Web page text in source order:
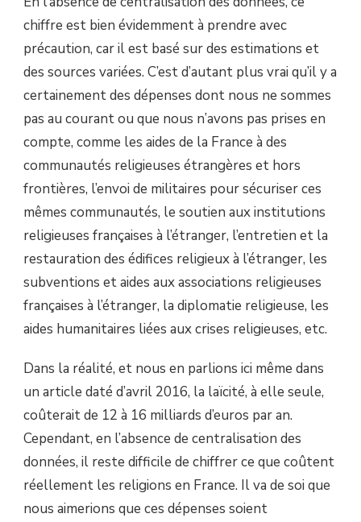
chiffre est bien évidemment à prendre avec
précaution, car il est basé sur des estimations et
des sources variées. C’est d’autant plus vrai qu’il y a
certainement des dépenses dont nous ne sommes
pas au courant ou que nous n’avons pas prises en
compte, comme les aides de la France à des
communautés religieuses étrangères et hors
frontières, l’envoi de militaires pour sécuriser ces
mêmes communautés, le soutien aux institutions
religieuses françaises à l’étranger, l’entretien et la
restauration des édifices religieux à l’étranger, les
subventions et aides aux associations religieuses
françaises à l’étranger, la diplomatie religieuse, les
aides humanitaires liées aux crises religieuses, etc.
Dans la réalité, et nous en parlions ici même dans
un article daté d’avril 2016, la laïcité, à elle seule,
coûterait de 12 à 16 milliards d’euros par an.
Cependant, en l’absence de centralisation des
données, il reste difficile de chiffrer ce que coûtent
réellement les religions en France. Il va de soi que
nous aimerions que ces dépenses soient